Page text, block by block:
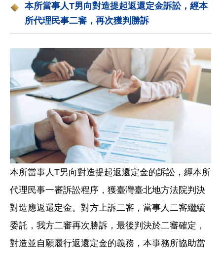
本所當事人T男向對造提起返還定金訴訟，經本
所代理民事二審，再次獲判勝訴
本所當事人T男向對造提起返還定金的訴訟，經本所
代理民事一審訴訟程序，獲臺灣臺北地方法院判決
對造應返還定金。對方上訴二審，當事人二審繼續
委託，我方二審再次勝訴，最後判決於二審確定，
對造並自願履行返還定金的義務，本事務所協助當